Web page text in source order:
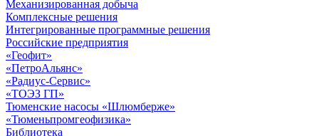
Механизированная добыча
Комплексные решения
Интегрированные программные решения
Российские предприятия
«Геофит»
«ПетроАльянс»
«Радиус-Сервис»
«ТОЭЗ ГП»
Тюменские насосы «Шлюмберже»
«Тюменьпромгеофизика»
Библиотека